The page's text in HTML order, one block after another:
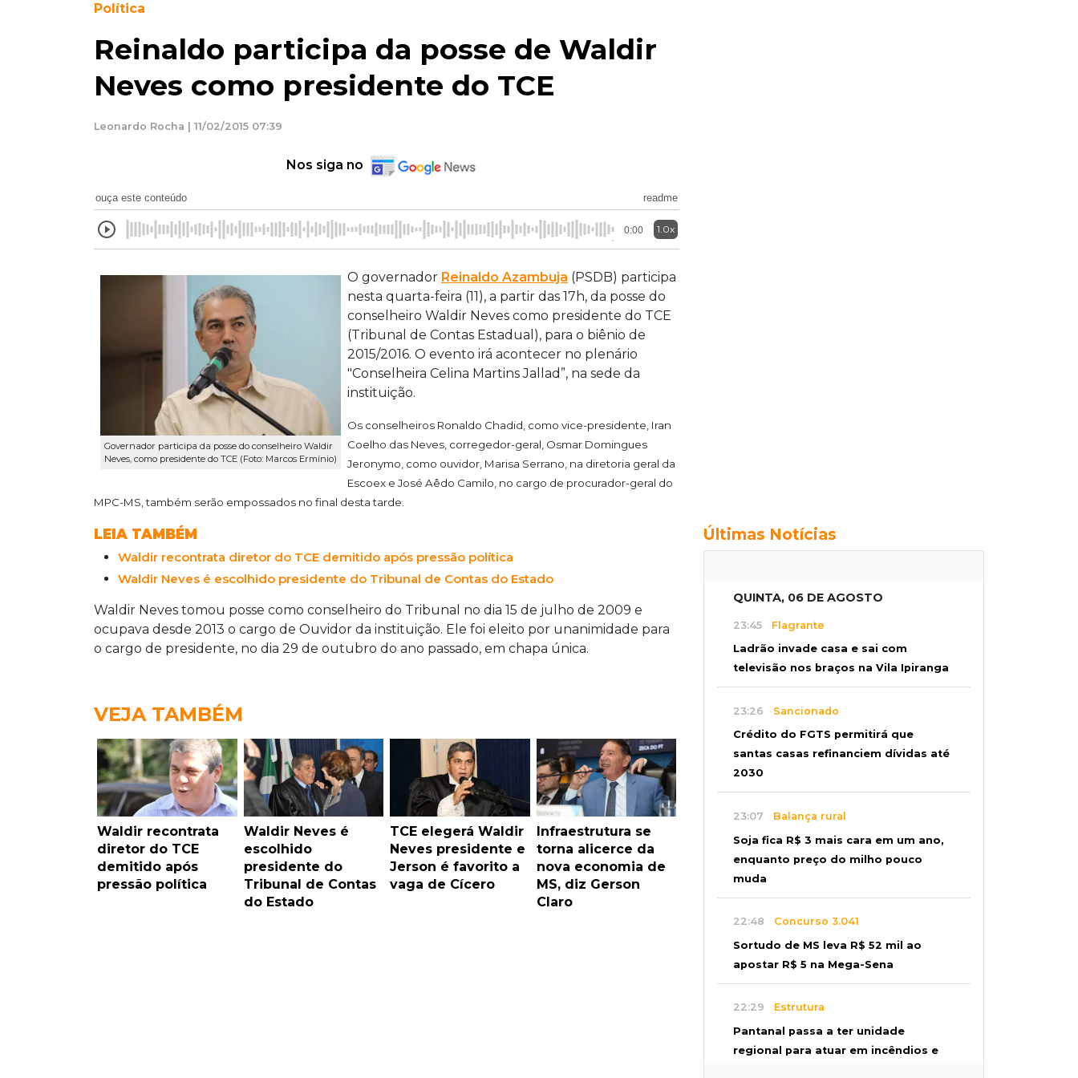
Política
Reinaldo participa da posse de Waldir
Neves como presidente do TCE
Leonardo Rocha | 11/02/2015 07:39
Nos siga no
ouça este conteúdo readme
0:00 1.0x
Governador participa da posse do conselheiro Waldir
Neves, como presidente do TCE (Foto: Marcos Ermínio)
O governador Reinaldo Azambuja (PSDB) participa
nesta quarta-feira (11), a partir das 17h, da posse do
conselheiro Waldir Neves como presidente do TCE
(Tribunal de Contas Estadual), para o biênio de
2015/2016. O evento irá acontecer no plenário
"Conselheira Celina Martins Jallad”, na sede da
instituição.
Os conselheiros Ronaldo Chadid, como vice-presidente, Iran
Coelho das Neves, corregedor-geral, Osmar Domingues
Jeronymo, como ouvidor, Marisa Serrano, na diretoria geral da
Escoex e José Aêdo Camilo, no cargo de procurador-geral do
MPC-MS, também serão empossados no final desta tarde.
LEIA TAMBÉM
Waldir recontrata diretor do TCE demitido após pressão política
Waldir Neves é escolhido presidente do Tribunal de Contas do Estado
Waldir Neves tomou posse como conselheiro do Tribunal no dia 15 de julho de 2009 e
ocupava desde 2013 o cargo de Ouvidor da instituição. Ele foi eleito por unanimidade para
o cargo de presidente, no dia 29 de outubro do ano passado, em chapa única.
VEJA TAMBÉM
Waldir recontrata
diretor do TCE
demitido após
pressão política
Waldir Neves é
escolhido
presidente do
Tribunal de Contas
do Estado
TCE elegerá Waldir
Neves presidente e
Jerson é favorito a
vaga de Cícero
Infraestrutura se
torna alicerce da
nova economia de
MS, diz Gerson
Claro
Últimas Notícias
QUINTA, 06 DE AGOSTO
23:45 Flagrante
Ladrão invade casa e sai com
televisão nos braços na Vila Ipiranga
23:26 Sancionado
Crédito do FGTS permitirá que
santas casas refinanciem dívidas até
2030
23:07 Balança rural
Soja fica R$ 3 mais cara em um ano,
enquanto preço do milho pouco
muda
22:48 Concurso 3.041
Sortudo de MS leva R$ 52 mil ao
apostar R$ 5 na Mega-Sena
22:29 Estrutura
Pantanal passa a ter unidade
regional para atuar em incêndios e